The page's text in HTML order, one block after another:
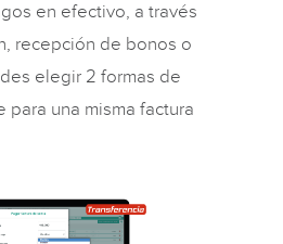
en efectivo, a través
recepción de bonos o
elegir 2 formas de
una misma factura